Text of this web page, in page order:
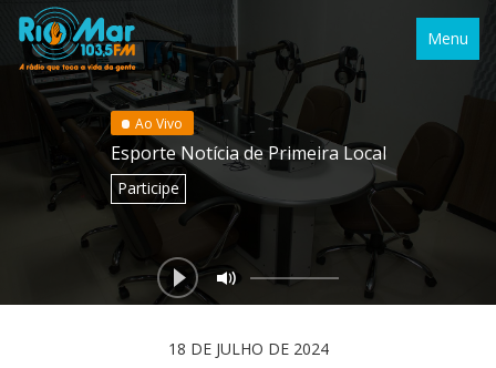
Menu
Ao Vivo
Esporte Notícia de Primeira Local
Participe
18 DE JULHO DE 2024